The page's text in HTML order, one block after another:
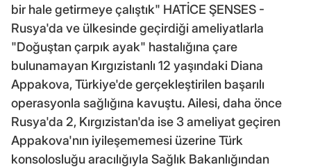
bir hale getirmeye çalıştık" HATİCE ŞENSES -
Rusya'da ve ülkesinde geçirdiği ameliyatlarla
"Doğuştan çarpık ayak" hastalığına çare
bulunamayan Kırgızistanlı 12 yaşındaki Diana
Appakova, Türkiye'de gerçekleştirilen başarılı
operasyonla sağlığına kavuştu. Ailesi, daha önce
Rusya'da 2, Kırgızistan'da ise 3 ameliyat geçiren
Appakova'nın iyileşememesi üzerine Türk
konsolosluğu aracılığıyla Sağlık Bakanlığından